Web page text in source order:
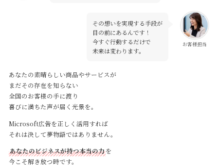
お客様担当
その想いを実現する手段が
目の前にあるんです！
今すぐ行動するだけで
未来は変わります。
あなたの素晴らしい商品やサービスが
まだその存在を知らない
全国のお客様の手に渡り
喜びに満ちた声が届く光景を。
Microsoft広告を正しく活用すれば
それは決して夢物語ではありません。
あなたのビジネスが持つ本当の力を
今こそ解き放つ時です。